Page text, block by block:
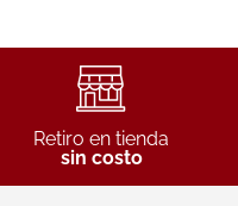
Retiro en tienda
sin costo